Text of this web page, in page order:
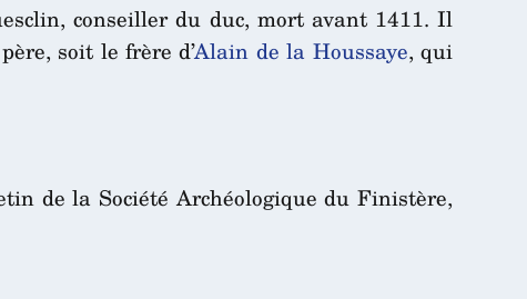
conseiller du duc, mort avant 1411. Il
soit le frère d’Alain de la Houssaye, qui
de la Société Archéologique du Finistère,